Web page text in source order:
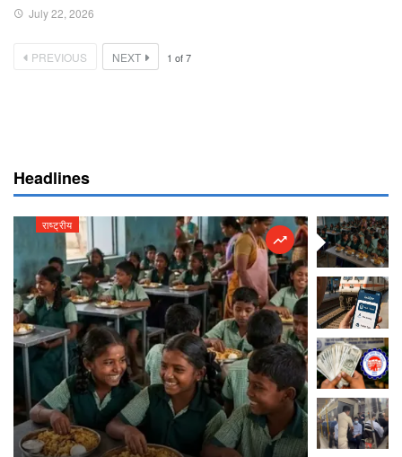
July 22, 2026
PREVIOUS NEXT 1 of7
Headlines
राष्ट्रीय राष्ट्रीय